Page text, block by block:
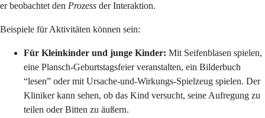
er beobachtet den Prozess der Interaktion.
Beispiele für Aktivitäten können sein:
Für Kleinkinder und junge Kinder: Mit Seifenblasen spielen,
eine Plansch-Geburtstagsfeier veranstalten, ein Bilderbuch
“lesen” oder mit Ursache-und-Wirkungs-Spielzeug spielen. Der
Kliniker kann sehen, ob das Kind versucht, seine Aufregung zu
teilen oder Bitten zu äußern.